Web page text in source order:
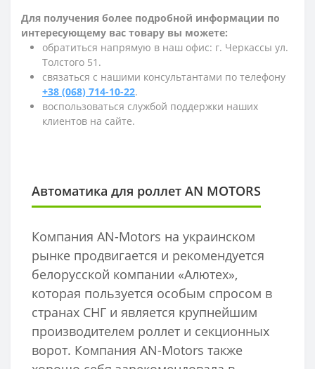
Для получения более подробной информации по
интересующему вас товару вы можете:
обратиться напрямую в наш офис: г. Черкассы ул.
Толстого 51.
связаться с нашими консультантами по телефону
+38 (068) 714-10-22.
воспользоваться службой поддержки наших
клиентов на сайте.
Автоматика для роллет AN MOTORS
Компания AN-Motors на украинском
рынке продвигается и рекомендуется
белорусской компании «Алютех»,
которая пользуется особым спросом в
странах СНГ и является крупнейшим
производителем роллет и секционных
ворот. Компания AN-Motors также